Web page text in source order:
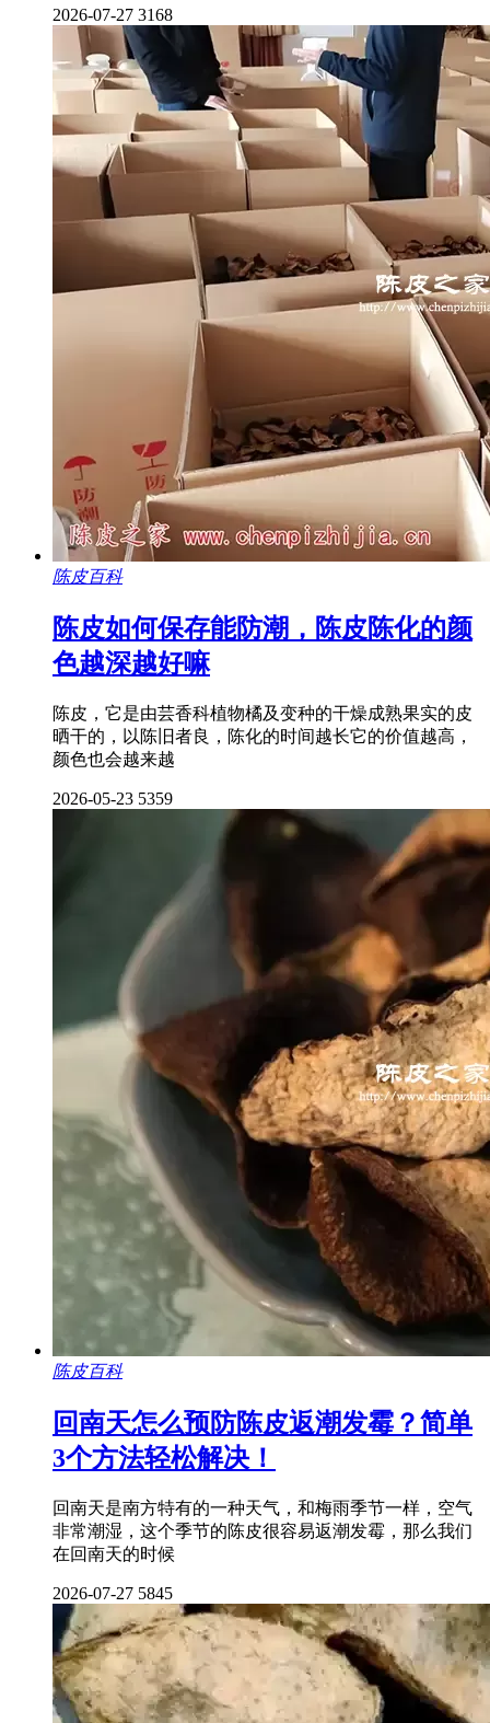
2026-07-27 3168
陈皮百科
陈皮如何保存能防潮，陈皮陈化的颜
色越深越好嘛
陈皮，它是由芸香科植物橘及变种的干燥成熟果实的皮
晒干的，以陈旧者良，陈化的时间越长它的价值越高，
颜色也会越来越
2026-05-23 5359
陈皮百科
回南天怎么预防陈皮返潮发霉？简单
3个方法轻松解决！
回南天是南方特有的一种天气，和梅雨季节一样，空气
非常潮湿，这个季节的陈皮很容易返潮发霉，那么我们
在回南天的时候
2026-07-27 5845